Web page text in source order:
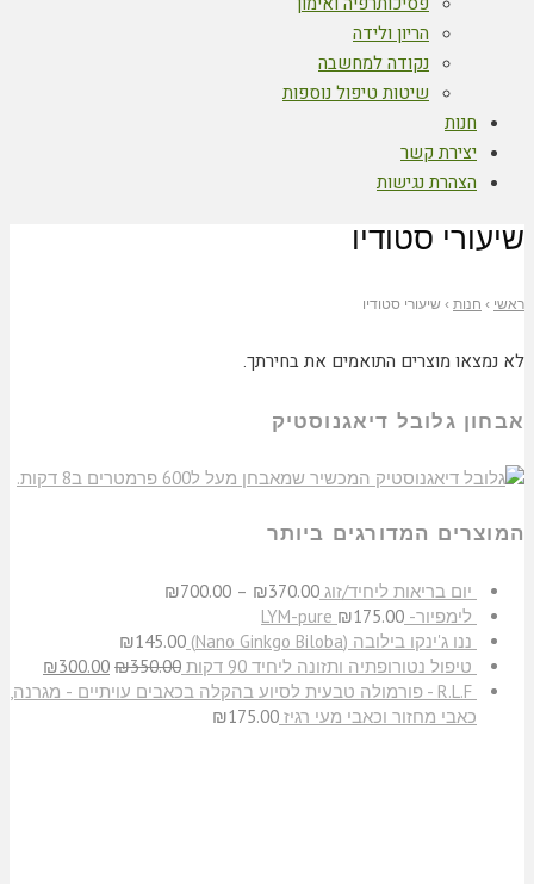
הריון ולידה
נקודה למחשבה
שיטות טיפול נוספות
חנות
יצירת קשר
הצהרת נגישות
שיעורי סטודיו
ראשי › חנות › שיעורי סטודיו
לא נמצאו מוצרים התואמים את בחירתך.
אבחון גלובל דיאגנוסטיק
המוצרים המדורגים ביותר
יום בריאות ליחיד/זוג ₪370.00
–
₪700.00
לימפיור- LYM-pure
₪175.00
​ננו ג'ינקו בילובה (Nano Ginkgo Biloba)
₪145.00
טיפול נטורופתיה ותזונה ליחיד 90 דקות
₪350.00
₪300.00
R.L.F - פורמולה טבעית לסיוע בהקלה בכאבים עויתיים - מגרנה,
כאבי מחזור וכאבי מעי רגיז
₪175.00